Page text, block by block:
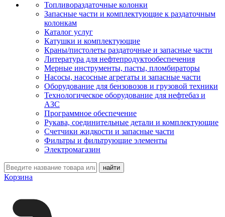
Топливораздаточные колонки
Запасные части и комплектующие к раздаточным
колонкам
Каталог услуг
Катушки и комплектующие
Краны/пистолеты раздаточные и запасные части
Литература для нефтепродуктообеспечения
Мерные инструменты, пасты, пломбираторы
Насосы, насосные агрегаты и запасные части
Оборудование для бензовозов и грузовой техники
Технологическое оборудование для нефтебаз и
АЗС
Программное обеспечение
Рукава, соединительные детали и комплектующие
Счетчики жидкости и запасные части
Фильтры и фильтрующие элементы
Электромагазин
Корзина